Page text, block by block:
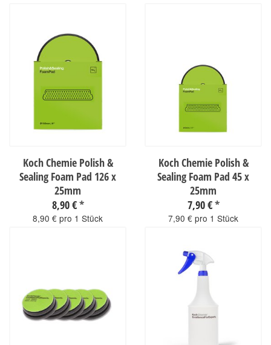
Koch Chemie Polish &
Sealing Foam Pad 126 x
25mm
8,90 €*
8,90 € pro 1 Stück
Koch Chemie Polish &
Sealing Foam Pad 45 x
25mm
7,90 €*
7,90 € pro 1 Stück